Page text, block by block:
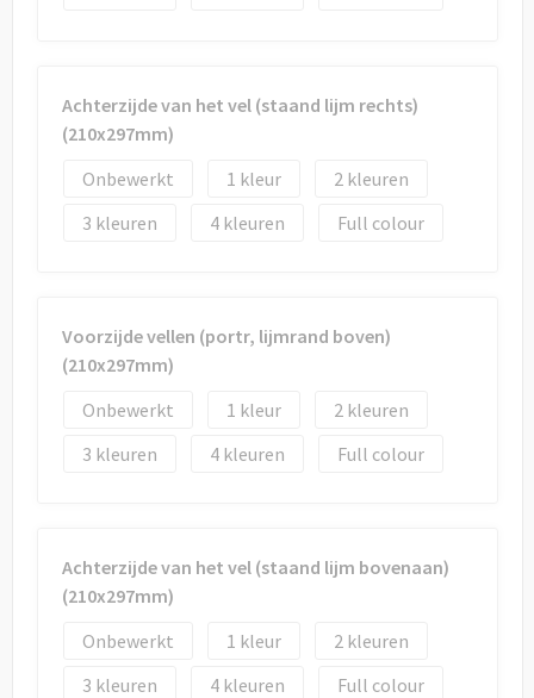
Strandtassen
Waterbestendige tassen
Duffeltassen
Achterzijde van het vel (staand lijm rechts)
(210x297mm)
Onbewerkt
1
2
3
4 Full colour
Voorzijde vellen (portr, lijmrand boven)
(210x297mm)
Onbewerkt
1
2
3
4 Full colour
Achterzijde van het vel (staand lijm bovenaan)
(210x297mm)
Onbewerkt
1
2
3
4 Full colour